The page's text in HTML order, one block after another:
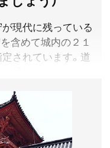
現代に残っている
含めて城内の２１
されています。道
160円。二之丸史跡
くは公式サイトをご